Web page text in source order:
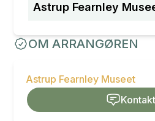
Astrup Fearnley
OM ARRANGØREN
Astrup Fearnley Museet